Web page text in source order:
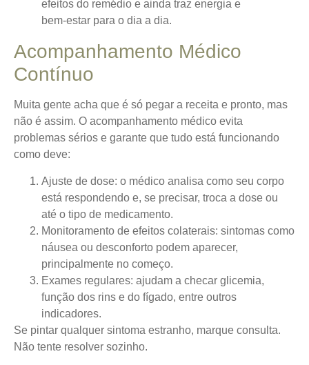
efeitos do remédio e ainda traz energia e
bem-estar para o dia a dia.
Acompanhamento Médico
Contínuo
Muita gente acha que é só pegar a receita e pronto, mas
não é assim. O acompanhamento médico evita
problemas sérios e garante que tudo está funcionando
como deve:
Ajuste de dose: o médico analisa como seu corpo
está respondendo e, se precisar, troca a dose ou
até o tipo de medicamento.
Monitoramento de efeitos colaterais: sintomas como
náusea ou desconforto podem aparecer,
principalmente no começo.
Exames regulares: ajudam a checar glicemia,
função dos rins e do fígado, entre outros
indicadores.
Se pintar qualquer sintoma estranho, marque consulta.
Não tente resolver sozinho.